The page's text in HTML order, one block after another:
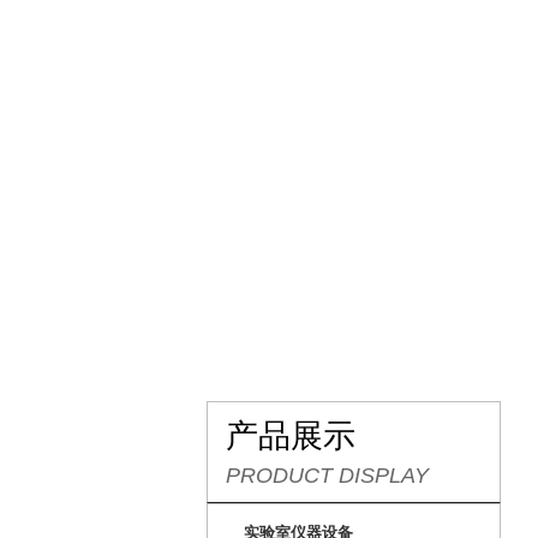
产品展示
PRODUCT DISPLAY
实验室仪器设备